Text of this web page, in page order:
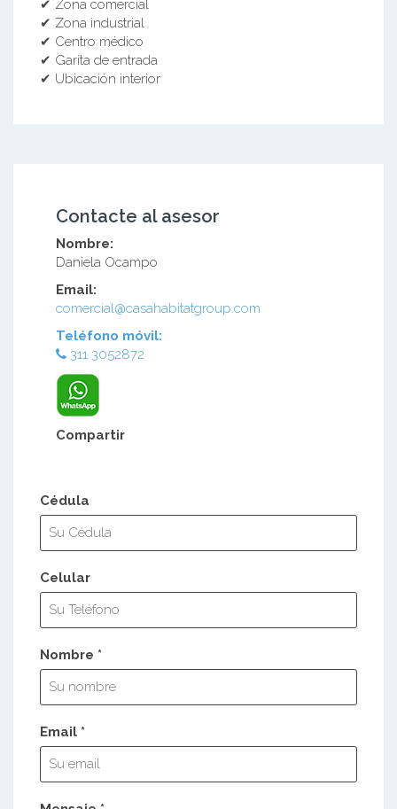
✔ Zona comercial
✔ Zona industrial
✔ Centro médico
✔ Garita de entrada
✔ Ubicación interior
Contacte al asesor
Nombre:
Daniela Ocampo
Email:
comercial@casahabitatgroup.com
Teléfono móvil:
311 3052872
Compartir
Cédula
Celular
Nombre *
Email *